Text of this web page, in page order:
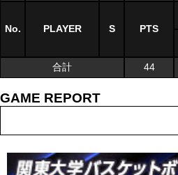
No. PLAYER S PTS
合計 44
GAME REPORT